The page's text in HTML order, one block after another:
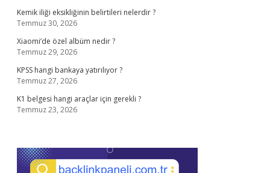
Kemik iliği eksikliğinin belirtileri nelerdir ?
Temmuz 30, 2026
Xiaomi’de özel albüm nedir ?
Temmuz 29, 2026
KPSS hangi bankaya yatırılıyor ?
Temmuz 27, 2026
K1 belgesi hangi araçlar için gerekli ?
Temmuz 23, 2026